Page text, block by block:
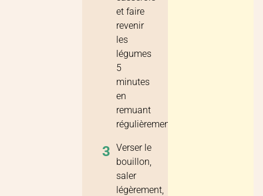
et faire
revenir
les
légumes
5
minutes
en
remuant
régulièrement.
3 Verser le
bouillon,
saler
légèrement,